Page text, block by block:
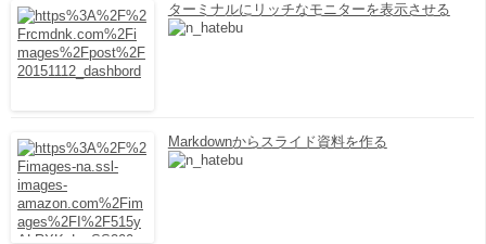
ターミナルにリッチなモニターを表示させる
Markdownからスライド資料を作る